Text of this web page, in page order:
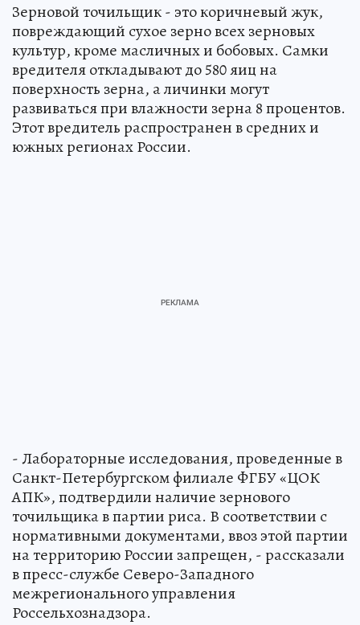
Зерновой точильщик - это коричневый жук,
повреждающий сухое зерно всех зерновых
культур, кроме масличных и бобовых. Самки
вредителя откладывают до 580 яиц на
поверхность зерна, а личинки могут
развиваться при влажности зерна 8 процентов.
Этот вредитель распространен в средних и
южных регионах России.
- Лабораторные исследования, проведенные в
Санкт-Петербургском филиале ФГБУ «ЦОК
АПК», подтвердили наличие зернового
точильщика в партии риса. В соответствии с
нормативными документами, ввоз этой партии
на территорию России запрещен, - рассказали
в пресс-службе Северо-Западного
межрегионального управления
Россельхознадзора.